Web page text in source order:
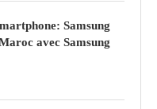
Samsung
avec Samsung